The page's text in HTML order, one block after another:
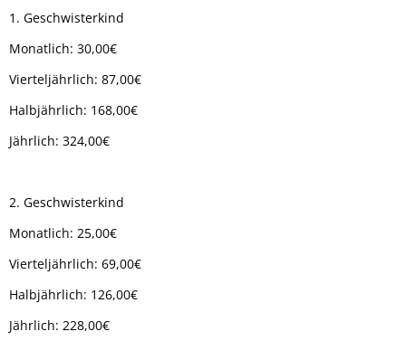
1. Geschwisterkind
Monatlich: 30,00€
Vierteljährlich: 87,00€
Halbjährlich: 168,00€
Jährlich: 324,00€
2. Geschwisterkind
Monatlich: 25,00€
Vierteljährlich: 69,00€
Halbjährlich: 126,00€
Jährlich: 228,00€